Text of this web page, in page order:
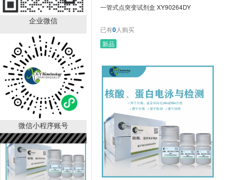
企业微信
微信小程序账号
DNA嵌套缺失试剂盒
XY90263DY
￥3990.00
已有 0人购买
一管式点突变试剂盒 XY90264DY
已有0人购买
新品